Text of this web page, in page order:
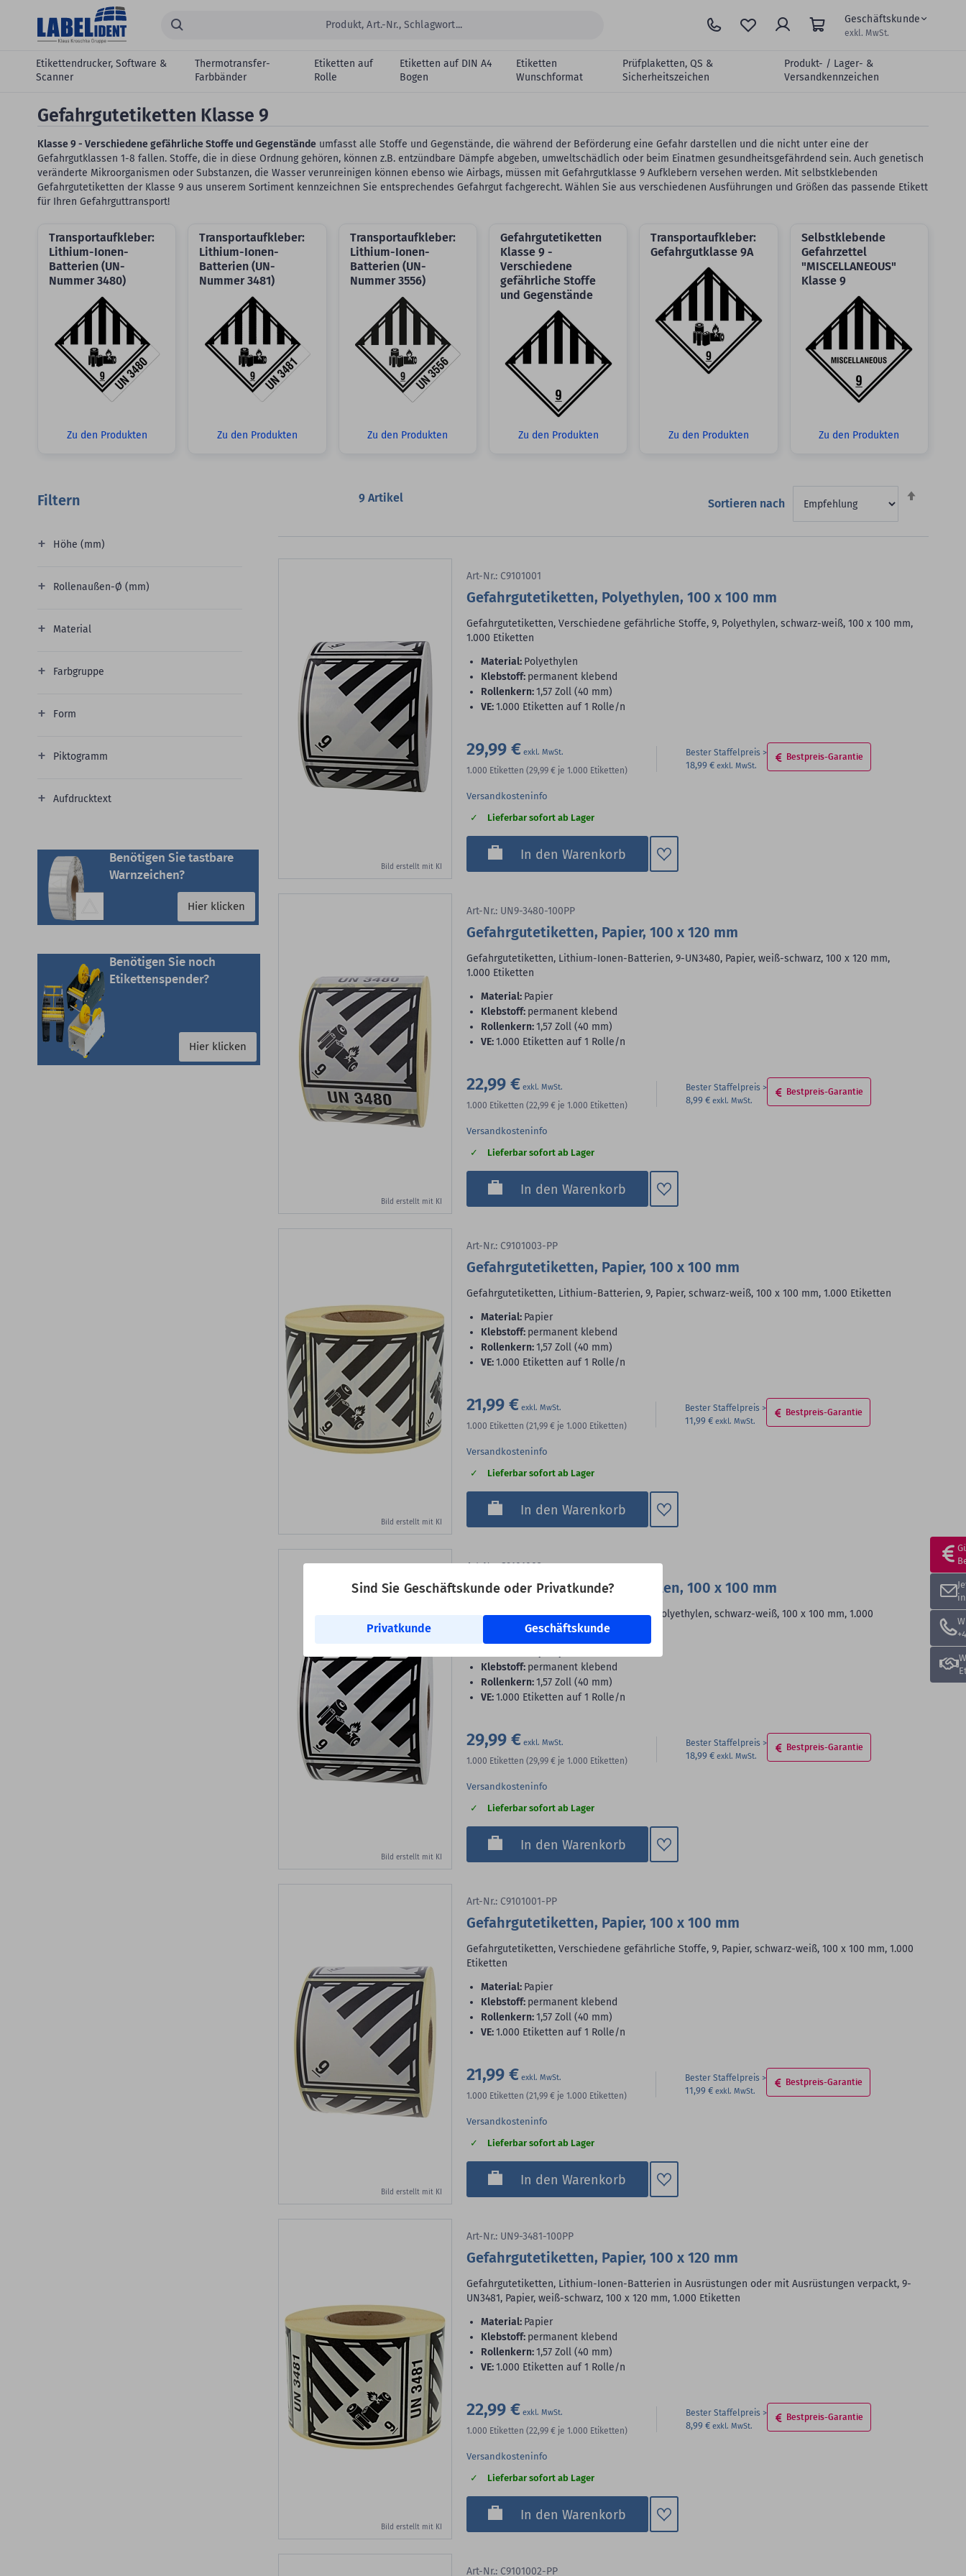
Sind Sie Geschäftskunde oder Privatkunde?
Privatkunde Geschäftskunde
Zum Hauptinhalt springen
Suchen...
Geschäftskunde
exkl. MwSt.
Etikettendrucker, Software &
Scanner
Thermotransfer-
Farbbänder
Etiketten auf
Rolle
Etiketten auf DIN A4
Bogen
Etiketten
Wunschformat
Prüfplaketten, QS &
Sicherheitszeichen
Produkt- / Lager- &
Versandkennzeichen
Gefahrgutetiketten Klasse 9
Klasse 9 - Verschiedene gefährliche Stoffe und Gegenstände umfasst alle Stoffe und Gegenstände, die während der Beförderung eine Gefahr darstellen und die nicht unter eine der
Gefahrgutklassen 1-8 fallen. Stoffe, die in diese Ordnung gehören, können z.B. entzündbare Dämpfe abgeben, umweltschädlich oder beim Einatmen gesundheitsgefährdend sein. Auch genetisch
veränderte Mikroorganismen oder Substanzen, die Wasser verunreinigen können ebenso wie Airbags, müssen mit Gefahrgutklasse 9 Aufklebern versehen werden. Mit selbstklebenden
Gefahrgutetiketten der Klasse 9 aus unserem Sortiment kennzeichnen Sie entsprechendes Gefahrgut fachgerecht. Wählen Sie aus verschiedenen Ausführungen und Größen das passende Etikett
für Ihren Gefahrguttransport!
Transportaufkleber:
Lithium-Ionen-
Batterien (UN-
Nummer 3480)
Zu den Produkten
Transportaufkleber:
Lithium-Ionen-
Batterien (UN-
Nummer 3481)
Zu den Produkten
Transportaufkleber:
Lithium-Ionen-
Batterien (UN-
Nummer 3556)
Zu den Produkten
Gefahrgutetiketten
Klasse 9 -
Verschiedene
gefährliche Stoffe
und Gegenstände
Zu den Produkten
Transportaufkleber:
Gefahrgutklasse 9A
Zu den Produkten
Selbstklebende
Gefahrzettel
"MISCELLANEOUS"
Klasse 9
Zu den Produkten
9Artikel Sortieren nach
Bild erstellt mit KI
Art-Nr.: C9101001
Gefahrgutetiketten, Polyethylen, 100 x 100 mm
Gefahrgutetiketten, Verschiedene gefährliche Stoffe, 9, Polyethylen, schwarz-weiß, 100 x 100 mm,
1.000 Etiketten
Material: Polyethylen
Klebstoff: permanent klebend
Rollenkern:1,57 Zoll (40 mm)
VE:1.000 Etiketten auf 1 Rolle/n
29,99 €
1.000 Etiketten (29,99 € je 1.000 Etiketten)
Bester Staffelpreis
18,99 €
Bestpreis-Garantie
Versandkosteninfo
Lieferbar sofort ab Lager
In den Warenkorb
Zum
Bild erstellt mit KI
Art-Nr.: UN9-3480-100PP
Gefahrgutetiketten, Papier, 100 x 120 mm
Gefahrgutetiketten, Lithium-Ionen-Batterien, 9-UN3480, Papier, weiß-schwarz, 100 x 120 mm,
1.000 Etiketten
Material: Papier
Klebstoff: permanent klebend
Rollenkern:1,57 Zoll (40 mm)
VE:1.000 Etiketten auf 1 Rolle/n
22,99 €
1.000 Etiketten (22,99 € je 1.000 Etiketten)
Bester Staffelpreis
8,99 €
Bestpreis-Garantie
Versandkosteninfo
Lieferbar sofort ab Lager
In den Warenkorb
Zum
Bild erstellt mit KI
Art-Nr.: C9101003-PP
Gefahrgutetiketten, Papier, 100 x 100 mm
Gefahrgutetiketten, Lithium-Batterien, 9, Papier, schwarz-weiß, 100 x 100 mm, 1.000 Etiketten
Material: Papier
Klebstoff: permanent klebend
Rollenkern:1,57 Zoll (40 mm)
VE:1.000 Etiketten auf 1 Rolle/n
21,99 €
1.000 Etiketten (21,99 € je 1.000 Etiketten)
Bester Staffelpreis
11,99 €
Bestpreis-Garantie
Versandkosteninfo
Lieferbar sofort ab Lager
In den Warenkorb
Zum
Bild erstellt mit KI
Art-Nr.: C9101003
Gefahrgutetiketten, Polyethylen, 100 x 100 mm
Gefahrgutetiketten, Lithium-Batterien, 9, Polyethylen, schwarz-weiß, 100 x 100 mm, 1.000
Klebstoff: permanent klebend
Rollenkern:1,57 Zoll (40 mm)
VE:1.000 Etiketten auf 1 Rolle/n
29,99 €
1.000 Etiketten (29,99 € je 1.000 Etiketten)
Bester Staffelpreis
18,99 €
Bestpreis-Garantie
Versandkosteninfo
Lieferbar sofort ab Lager
In den Warenkorb
Zum
Bild erstellt mit KI
Art-Nr.: C9101001-PP
Gefahrgutetiketten, Papier, 100 x 100 mm
Gefahrgutetiketten, Verschiedene gefährliche Stoffe, 9, Papier, schwarz-weiß, 100 x 100 mm, 1.000
Etiketten
Material: Papier
Klebstoff: permanent klebend
Rollenkern:1,57 Zoll (40 mm)
VE:1.000 Etiketten auf 1 Rolle/n
21,99 €
1.000 Etiketten (21,99 € je 1.000 Etiketten)
Bester Staffelpreis
11,99 €
Bestpreis-Garantie
Versandkosteninfo
Lieferbar sofort ab Lager
In den Warenkorb
Zum
Bild erstellt mit KI
Art-Nr.: UN9-3481-100PP
Gefahrgutetiketten, Papier, 100 x 120 mm
Gefahrgutetiketten, Lithium-Ionen-Batterien in Ausrüstungen oder mit Ausrüstungen verpackt, 9-
UN3481, Papier, weiß-schwarz, 100 x 120 mm, 1.000 Etiketten
Material: Papier
Klebstoff: permanent klebend
Rollenkern:1,57 Zoll (40 mm)
VE:1.000 Etiketten auf 1 Rolle/n
22,99 €
1.000 Etiketten (22,99 € je 1.000 Etiketten)
Bester Staffelpreis
8,99 €
Bestpreis-Garantie
Versandkosteninfo
Lieferbar sofort ab Lager
In den Warenkorb
Zum
Art-Nr.: C9101002-PP
Filtern
Höhe (mm)
Rollenaußen-Ø (mm)
Material
Farbgruppe
Form
Piktogramm
Aufdrucktext
Benötigen Sie tastbare
Warnzeichen?
Hier klicken
Benötigen Sie noch
Etikettenspender?
Hier klicken